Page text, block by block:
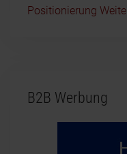
Positionierung
B2B Werbung